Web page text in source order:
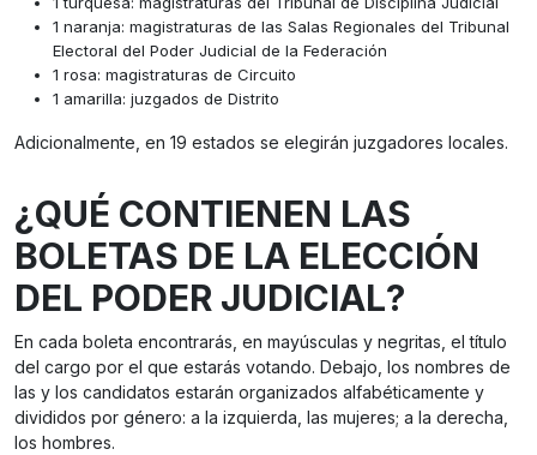
1 naranja: magistraturas de las Salas Regionales del Tribunal
Electoral del Poder Judicial de la Federación
1 rosa: magistraturas de Circuito
1 amarilla: juzgados de Distrito
Adicionalmente, en 19 estados se elegirán juzgadores locales.
¿QUÉ CONTIENEN LAS
BOLETAS DE LA ELECCIÓN
DEL PODER JUDICIAL?
En cada boleta encontrarás, en mayúsculas y negritas, el título
del cargo por el que estarás votando. Debajo, los nombres de
las y los candidatos estarán organizados alfabéticamente y
divididos por género: a la izquierda, las mujeres; a la derecha,
los hombres.